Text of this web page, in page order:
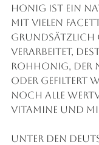
Honig ist ein
mit vielen
Grundsätzlich
verarbeitet,
Rohhonig,
oder gefiltert
noch alle
Vitamine und
Unter den